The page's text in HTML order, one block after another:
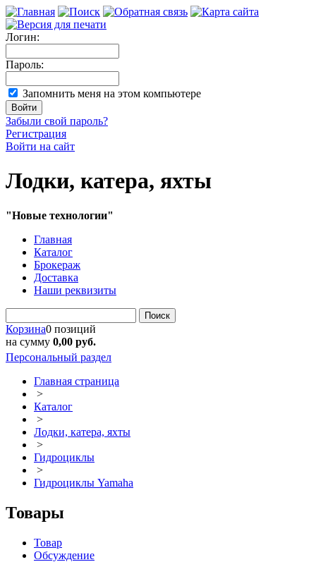
Логин:
Пароль:
Запомнить меня на этом компьютере
Забыли свой пароль?
Регистрация
Войти на сайт
Лодки, катера, яхты
"Новые технологии"
Главная
Каталог
Брокераж
Доставка
Наши реквизиты
Поиск
Корзина0 позиций
на сумму 0,00 руб.
Персональный раздел
Главная страница
>
Каталог
>
Лодки, катера, яхты
>
Гидроциклы
>
Гидроциклы Yamaha
Товары
Товар
Обсуждение